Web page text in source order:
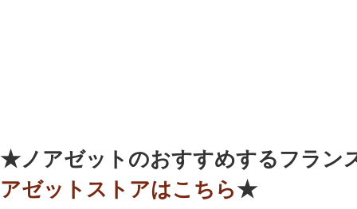
★ノアゼットのおすすめするフラン
アゼットストアはこちら★